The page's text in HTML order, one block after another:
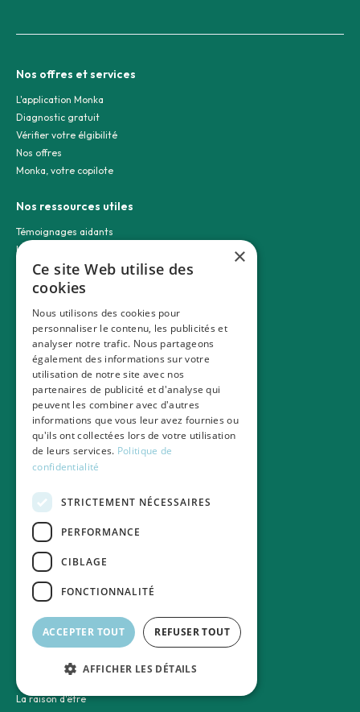
Nos offres et services
L'application Monka
Diagnostic gratuit
Vérifier votre élgibilité
Nos offres
Monka, votre copilote
Nos ressources utiles
Témoignages aidants
Les cas d'usage
Statistiques Monka
Le blog
Nos guides aidants
Guide de l'aidant
Démarche administrative
Maintien à domicile
Salariés aidants en entreprise
Guides Monka
Informations partenaires
Contact entreprise
Découvrir nos partenaires
Nos experimentations
Les entreprises
Les assureurs et mutuelles
Les établissements de santé
À propos de Monka
À propos
Notre équipe
Notre modèle économique
La raison d'être
×
Ce site Web utilise des
cookies
Nous utilisons des cookies pour
personnaliser le contenu, les publicités et
analyser notre trafic. Nous partageons
également des informations sur votre
utilisation de notre site avec nos
partenaires de publicité et d'analyse qui
peuvent les combiner avec d'autres
informations que vous leur avez fournies ou
qu'ils ont collectées lors de votre utilisation
de leurs services. Politique de
confidentialité
STRICTEMENT NÉCESSAIRES
PERFORMANCE
CIBLAGE
FONCTIONNALITÉ
ACCEPTER TOUT REFUSER TOUT
AFFICHER LES DÉTAILS